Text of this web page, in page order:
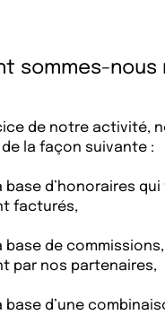
sommes-nous
de notre activité,
la façon suivante :
base d’honoraires
facturés,
base de
par nos partenaires,
base d’une